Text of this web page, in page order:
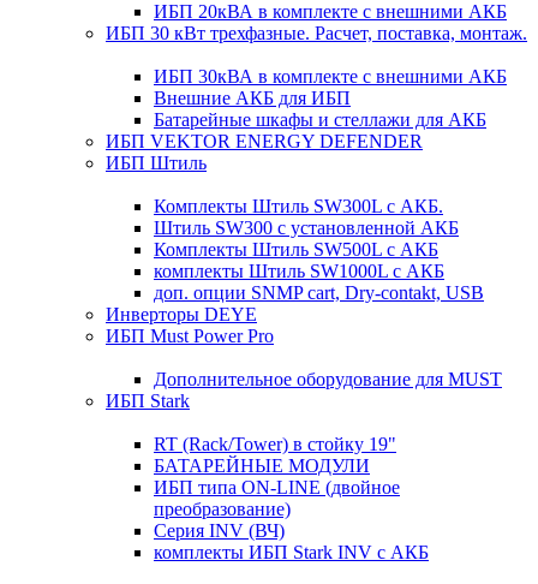
ИБП 20кВА в комплекте с внешними АКБ
ИБП 30 кВт трехфазные. Расчет, поставка, монтаж.
ИБП 30кВА в комплекте с внешними АКБ
Внешние АКБ для ИБП
Батарейные шкафы и стеллажи для АКБ
ИБП VEKTOR ENERGY DEFENDER
ИБП Штиль
Комплекты Штиль SW300L с АКБ.
Штиль SW300 с установленной АКБ
Комплекты Штиль SW500L с АКБ
комплекты Штиль SW1000L с АКБ
доп. опции SNMP cart, Dry-contakt, USB
Инверторы DEYE
ИБП Must Power Pro
Дополнительное оборудование для MUST
ИБП Stark
RT (Rack/Tower) в стойку 19"
БАТАРЕЙНЫЕ МОДУЛИ
ИБП типа ON-LINE (двойное
преобразование)
Серия INV (ВЧ)
комплекты ИБП Stark INV с АКБ